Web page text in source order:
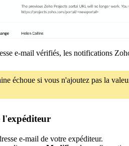
e-mail vérifiés, les notifications
échoue si vous n'ajoutez pas la
l'expéditeur
e-mail de votre expéditeur.